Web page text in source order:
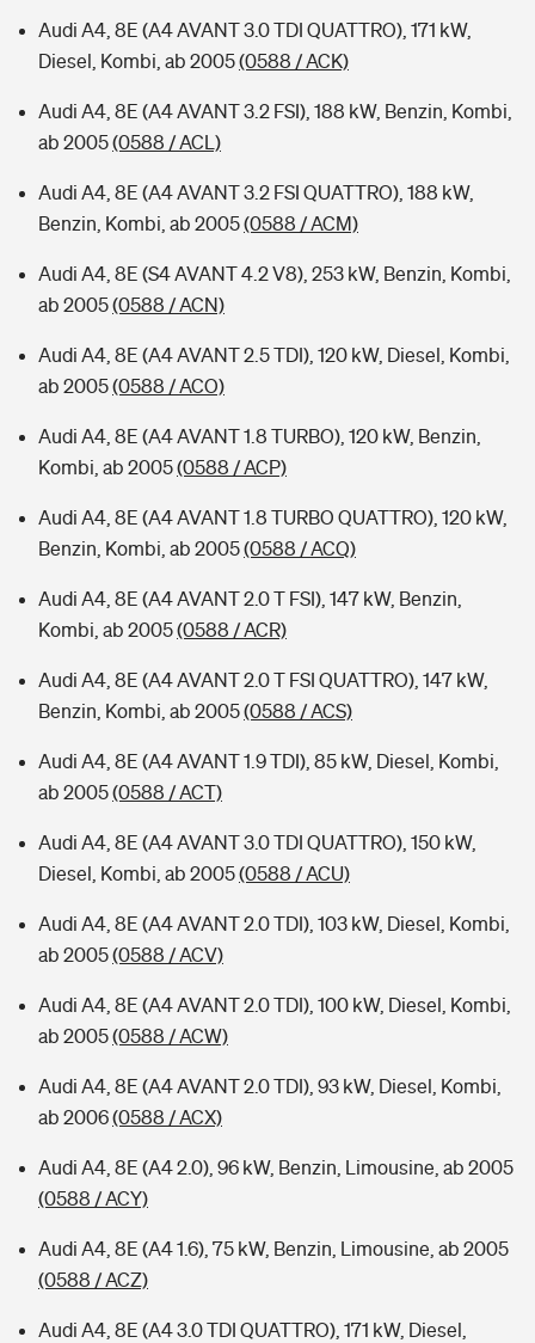
Audi A4, 8E (A4 AVANT 3.0 TDI QUATTRO), 171 kW,
Diesel, Kombi, ab 2005(0588 / ACK)
Audi A4, 8E (A4 AVANT 3.2 FSI), 188 kW, Benzin, Kombi,
ab 2005(0588 / ACL)
Audi A4, 8E (A4 AVANT 3.2 FSI QUATTRO), 188 kW,
Benzin, Kombi, ab 2005(0588 / ACM)
Audi A4, 8E (S4 AVANT 4.2 V8), 253 kW, Benzin, Kombi,
ab 2005(0588 / ACN)
Audi A4, 8E (A4 AVANT 2.5 TDI), 120 kW, Diesel, Kombi,
ab 2005(0588 / ACO)
Audi A4, 8E (A4 AVANT 1.8 TURBO), 120 kW, Benzin,
Kombi, ab 2005(0588 / ACP)
Audi A4, 8E (A4 AVANT 1.8 TURBO QUATTRO), 120 kW,
Benzin, Kombi, ab 2005(0588 / ACQ)
Audi A4, 8E (A4 AVANT 2.0 T FSI), 147 kW, Benzin,
Kombi, ab 2005(0588 / ACR)
Audi A4, 8E (A4 AVANT 2.0 T FSI QUATTRO), 147 kW,
Benzin, Kombi, ab 2005(0588 / ACS)
Audi A4, 8E (A4 AVANT 1.9 TDI), 85 kW, Diesel, Kombi,
ab 2005(0588 / ACT)
Audi A4, 8E (A4 AVANT 3.0 TDI QUATTRO), 150 kW,
Diesel, Kombi, ab 2005(0588 / ACU)
Audi A4, 8E (A4 AVANT 2.0 TDI), 103 kW, Diesel, Kombi,
ab 2005(0588 / ACV)
Audi A4, 8E (A4 AVANT 2.0 TDI), 100 kW, Diesel, Kombi,
ab 2005(0588 / ACW)
Audi A4, 8E (A4 AVANT 2.0 TDI), 93 kW, Diesel, Kombi,
ab 2006(0588 / ACX)
Audi A4, 8E (A4 2.0), 96 kW, Benzin, Limousine, ab 2005
(0588 / ACY)
Audi A4, 8E (A4 1.6), 75 kW, Benzin, Limousine, ab 2005
(0588 / ACZ)
Audi A4, 8E (A4 3.0 TDI QUATTRO), 171 kW, Diesel,